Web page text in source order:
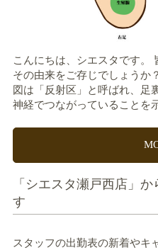
こんにちは、シエスタです。
その由来をご存じでしょうか
図は「反射区」と呼ばれ、足
神経でつながっていること
「シエスタ瀬戸西店」
す
スタッフの出勤表の新着やキ